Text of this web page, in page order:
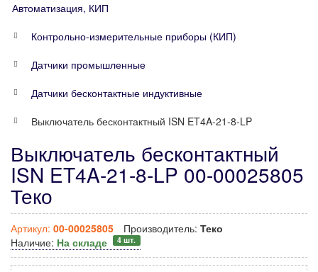
Автоматизация, КИП
Контрольно-измерительные приборы (КИП)
Датчики промышленные
Датчики бесконтактные индуктивные
Выключатель бесконтактный ISN ET4A-21-8-LP
Выключатель бесконтактный
ISN ET4A-21-8-LP 00-00025805
Теко
Артикул: 00-00025805 Производитель: Теко
Наличие: На складе 4 шт.